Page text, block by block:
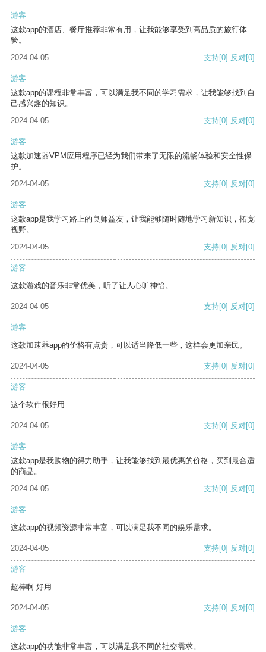
游客
这款app的酒店、餐厅推荐非常有用，让我能够享受到高品质的旅行体
验。
2024-04-05
支持[0] 反对[0]
游客
这款app的课程非常丰富，可以满足我不同的学习需求，让我能够找到自
己感兴趣的知识。
2024-04-05
支持[0] 反对[0]
游客
这款加速器VPM应用程序已经为我们带来了无限的流畅体验和安全性保
护。
2024-04-05
支持[0] 反对[0]
游客
这款app是我学习路上的良师益友，让我能够随时随地学习新知识，拓宽
视野。
2024-04-05
支持[0] 反对[0]
游客
这款游戏的音乐非常优美，听了让人心旷神怡。
2024-04-05 支持[0] 反对[0]
游客
这款加速器app的价格有点贵，可以适当降低一些，这样会更加亲民。
2024-04-05 支持[0] 反对[0]
游客
这个软件很好用
2024-04-05 支持[0] 反对[0]
游客
这款app是我购物的得力助手，让我能够找到最优惠的价格，买到最合适
的商品。
2024-04-05
支持[0] 反对[0]
游客
这款app的视频资源非常丰富，可以满足我不同的娱乐需求。
2024-04-05 支持[0] 反对[0]
游客
超棒啊 好用
2024-04-05 支持[0] 反对[0]
游客
这款app的功能非常丰富，可以满足我不同的社交需求。